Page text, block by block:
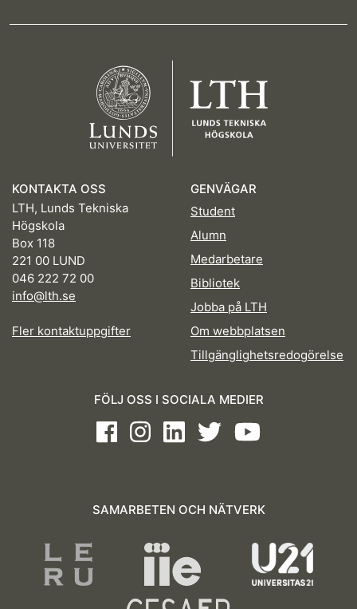
KONTAKTA OSS
LTH, Lunds Tekniska
Högskola
Box 118
221 00 LUND
046 222 72 00
info@lth.se
Fler kontaktuppgifter
GENVÄGAR
Student
Alumn
Medarbetare
Bibliotek
Jobba på LTH
Om webbplatsen
Tillgänglighetsredogörelse
FÖLJ OSS I SOCIALA MEDIER
FacebookInstagramLinkedInTwitterYoutube
SAMARBETEN OCH NÄTVERK